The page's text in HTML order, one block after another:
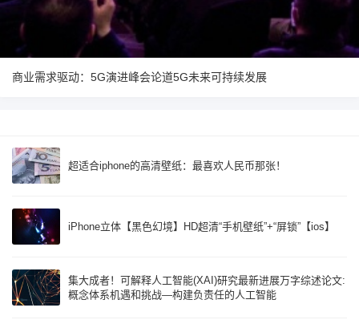
商业需求驱动：5G演进峰会论道5G未来可持续发展
超适合iphone的高清壁纸：最喜欢人民币那张！
iPhone立体【黑色幻境】HD超清“手机壁纸”+“屏锁”【ios】
集大成者！可解释人工智能(XAI)研究最新进展万字综述论文:
概念体系机遇和挑战—构建负责任的人工智能